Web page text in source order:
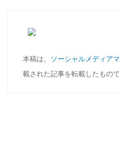
本稿は、 ソーシャルメディア
載された記事を転載したもので